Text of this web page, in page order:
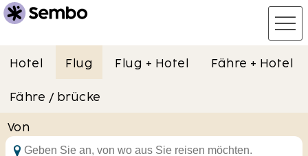
Hotel Flug Flug + Hotel Fähre + Hotel
Fähre / brücke
Von